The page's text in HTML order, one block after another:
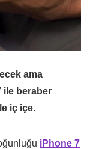
ama
ile beraber
iç içe.
iPhone 7